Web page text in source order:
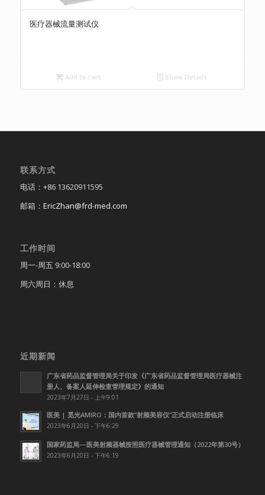
医疗器械流量测试仪
Add to cart Show Details
联系方式
电话：+86 13620911595
邮箱： EricZhan@frd-med.com
工作时间
周一-周五 9:00-18:00
周六周日：休息
近期新闻
广东省药品监督管理局关于印发《广东省药品监督管理局医疗器械注
册人、备案人延伸检查管理规定》的通知
2023年7月27日 - 上午9:01
医美 | 觅光AMIRO：国内首款”射频美容仪”正式启动注册临床
2023年6月20日 - 下午6:29
国家药监局—医美射频器械按照医疗器械管理通知（2022年第30号）
2023年6月20日 - 下午6:19